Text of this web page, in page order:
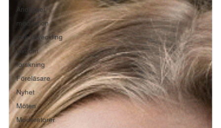
Andlighet
meditation
Inre Utveckling
visdom
forskning
Föreläsare
Nyhet
Möten
Moderatorer